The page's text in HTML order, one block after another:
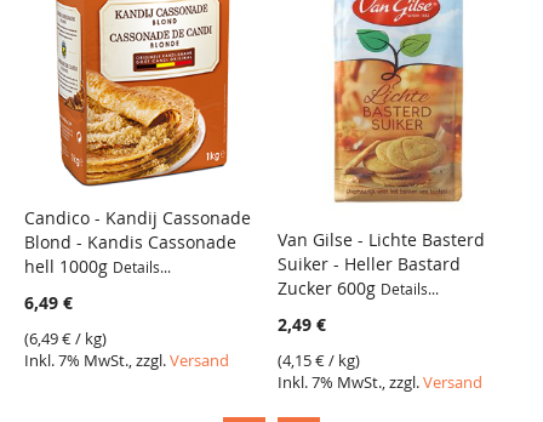
VERGLEICH
Candico - Kandij Cassonade
Blond - Kandis Cassonade
hell 1000g Details...
6,49 €
(6,49 €/ kg)
Inkl. 7% MwSt., zzgl.Versand
VERGLEICH
Van Gilse - Lichte Basterd
Suiker - Heller Bastard
Zucker 600g Details...
2,49 €
(4,15 €/ kg)
Inkl. 7% MwSt., zzgl.Versand